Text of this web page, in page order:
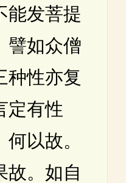
能发菩提
譬如众僧
种性亦复
定有性
以故。
故。如自